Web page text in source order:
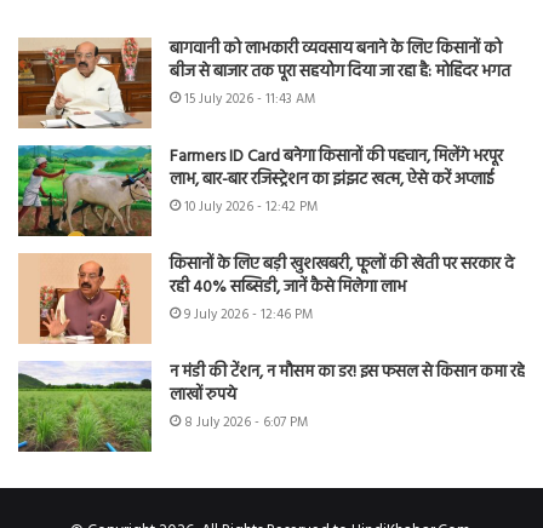
बागवानी को लाभकारी व्यवसाय बनाने के लिए किसानों को
बीज से बाजार तक पूरा सहयोग दिया जा रहा है: मोहिंदर भगत
15 July 2026 - 11:43 AM
Farmers ID Card बनेगा किसानों की पहचान, मिलेंगे भरपूर
लाभ, बार-बार रजिस्ट्रेशन का झंझट खत्म, ऐसे करें अप्लाई
10 July 2026 - 12:42 PM
किसानों के लिए बड़ी खुशखबरी, फूलों की खेती पर सरकार दे
रही 40% सब्सिडी, जानें कैसे मिलेगा लाभ
9 July 2026 - 12:46 PM
न मंडी की टेंशन, न मौसम का डर! इस फसल से किसान कमा रहे
लाखों रुपये
8 July 2026 - 6:07 PM